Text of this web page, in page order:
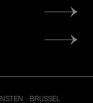
- BRUSSEL